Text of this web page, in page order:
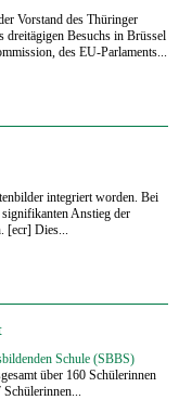
Vorstand des Thüringer
dreitägigen Besuchs in Brüssel
des EU-Parlaments...
integriert worden. Bei
Anstieg der
[ecr] Dies...
Schule (SBBS)
über 160 Schülerinnen